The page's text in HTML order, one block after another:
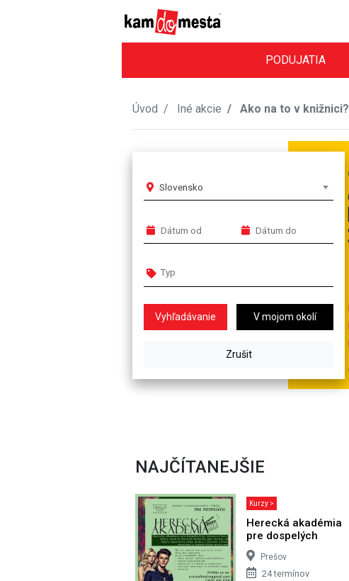
PODUJATIA
Úvod Iné akcie Ako na to v knižnici?
Slovensko
V mojom okolí
NAJČÍTANEJŠIE
Kurzy >
Herecká akadémia
pre dospelých
Prešov
24 termínov